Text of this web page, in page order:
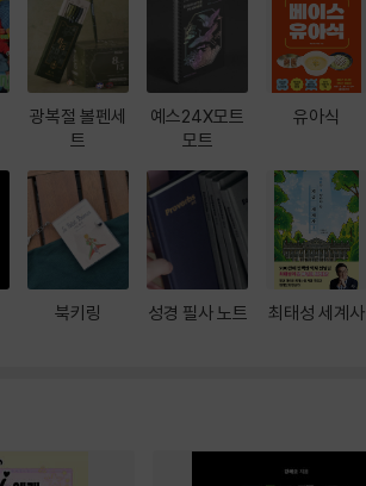
광복절 볼펜세
트
북키링
예스24X모트
모트
성경 필사 노트
유아식
최태성 세계사